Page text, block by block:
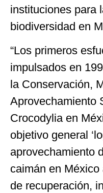
instituciones para
biodiversidad en
“Los primeros
impulsados en
la Conservación,
Aprovechamiento
Crocodylia en
objetivo general
aprovechamiento
caimán en
de recuperación,